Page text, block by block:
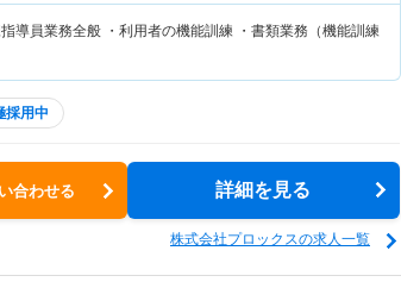
導員業務全般 ・利用者の機能訓練 ・書類業務（機能訓練
採用中
合わせる 詳細を見る
株式会社プロックスの求人一覧